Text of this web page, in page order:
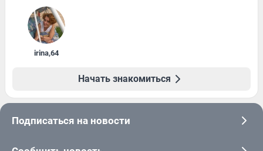
irina,64
Начать знакомиться
Подписаться на новости